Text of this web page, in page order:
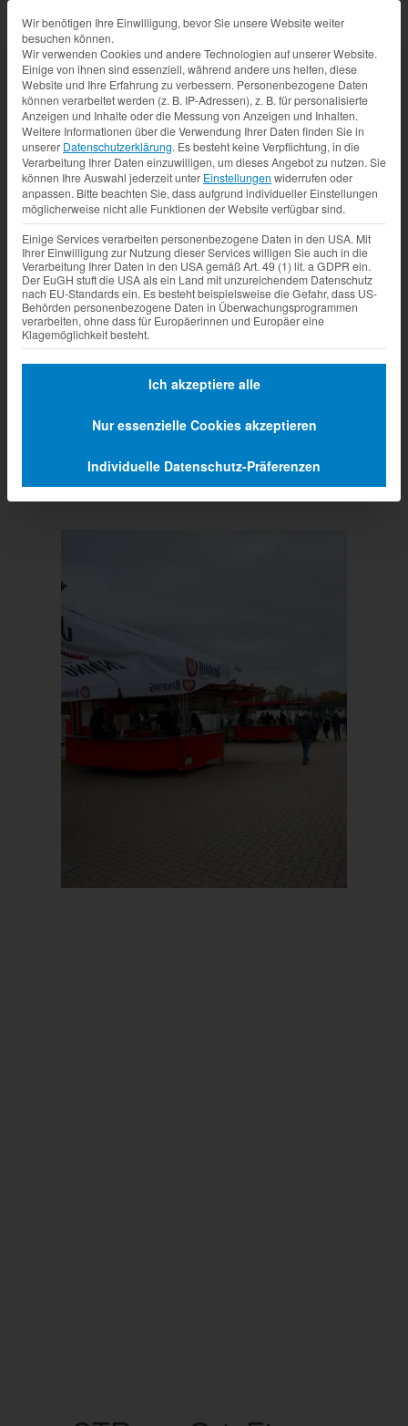
Prev Next
Datenschutz-Präferenz
Wir benötigen Ihre Einwilligung, bevor Sie unsere Website weiter
besuchen können.
Wir verwenden Cookies und andere Technologien auf unserer Website.
Einige von ihnen sind essenziell, während andere uns helfen, diese
Website und Ihre Erfahrung zu verbessern. Personenbezogene Daten
können verarbeitet werden (z. B. IP-Adressen), z. B. für personalisierte
Anzeigen und Inhalte oder die Messung von Anzeigen und Inhalten.
Weitere Informationen über die Verwendung Ihrer Daten finden Sie in
unserer Datenschutzerklärung. Es besteht keine Verpflichtung, in die
Verarbeitung Ihrer Daten einzuwilligen, um dieses Angebot zu nutzen. Sie
können Ihre Auswahl jederzeit unter Einstellungen widerrufen oder
anpassen. Bitte beachten Sie, dass aufgrund individueller Einstellungen
möglicherweise nicht alle Funktionen der Website verfügbar sind.
Einige Services verarbeiten personenbezogene Daten in den USA. Mit
Ihrer Einwilligung zur Nutzung dieser Services willigen Sie auch in die
Verarbeitung Ihrer Daten in den USA gemäß Art. 49 (1) lit. a GDPR ein.
Der EuGH stuft die USA als ein Land mit unzureichendem Datenschutz
nach EU-Standards ein. Es besteht beispielsweise die Gefahr, dass US-
Behörden personenbezogene Daten in Überwachungsprogrammen
verarbeiten, ohne dass für Europäerinnen und Europäer eine
Klagemöglichkeit besteht.
Ich akzeptiere alle
Nur essenzielle Cookies akzeptieren
Individuelle Datenschutz-Präferenzen